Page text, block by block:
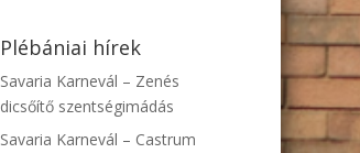
Plébániai hírek
Savaria Karnevál – Zenés
dicsőítő szentségimádás
Savaria Karnevál – Castrum